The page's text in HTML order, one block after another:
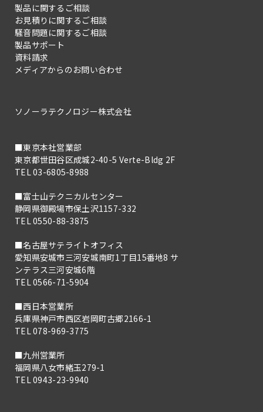
製品に関するご相談
お見積りに関するご相談
騒音問題に関するご相談
製品サポート
資料請求
メディアからのお問い合わせ
ソノーラテクノロジー株式会社
■東京本社営業部
東京都世田谷区成城2-40-5 Verte-Bldg 2F
TEL 03-6805-8988
■富士山テクニカルセンター
静岡県御殿場市保土沢1157-332
TEL 0550-88-3875
■名古屋サテライトオフィス
愛知県安城市三河安城南町1丁目15番地8 サ
ンテラス三河安城6階
TEL 0566-71-5904
■西日本営業所
兵庫県神戸市西区岩岡町古郷2166-1
TEL 078-969-3775
■九州営業所
福岡県八女市緒玉279-1
TEL 0943-23-9940